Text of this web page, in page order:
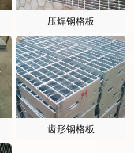
压焊钢格板
齿形钢格板